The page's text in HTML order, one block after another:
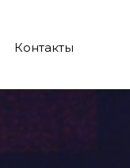
Контакты